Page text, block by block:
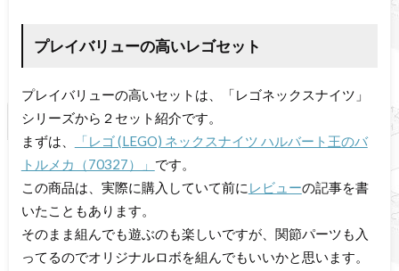
プレイバリューの高いレゴセット
プレイバリューの高いセットは、「レゴネックスナイツ」
シリーズから２セット紹介です。
まずは、
「レゴ (LEGO) ネックスナイツ ハルバート王のバ
トルメカ（70327）」 です。
この商品は、実際に購入していて前に レビューの記事を書
いたこともあります。
そのまま組んでも遊ぶのも楽しいですが、関節パーツも入
ってるのでオリジナルロボを組んでもいいかと思います。